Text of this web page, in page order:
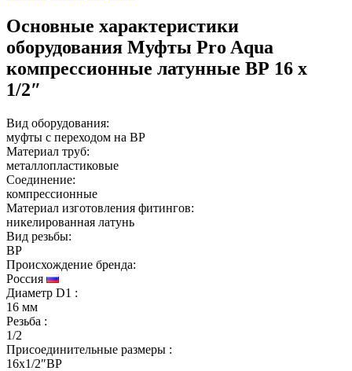
Основные характеристики
оборудования Муфты Pro Aqua
компрессионные латунные ВР 16 x
1/2″
Вид оборудования:
муфты с переходом на ВР
Материал труб:
металлопластиковые
Соединение:
компрессионные
Материал изготовления фитингов:
никелированная латунь
Вид резьбы:
ВР
Происхождение бренда:
Россия
Диаметр D1 :
16 мм
Резьба :
1/2
Присоединительные размеры :
16x1/2″ВР